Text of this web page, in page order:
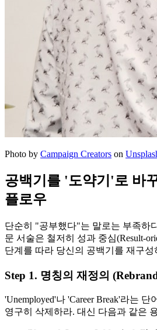
Photo by Campaign Creators on
공백기를 '도약기'로 바
플로우
단순히 "공부했다"는 말로는 부족하
문 서술은 철저히 성과 중심(Result-
단계를 따라 당신의 공백기를 재구성
Step 1. 명칭의 재정의
'Unemployed'나 'Career Break'라는
영구히 삭제하라. 대신 다음과 같은